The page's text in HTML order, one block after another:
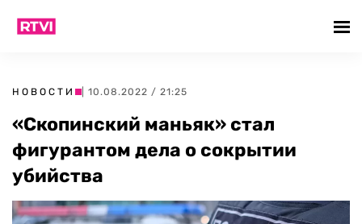
НОВОСТИ | 10.08.2022 / 21:25
«Скопинский маньяк» стал
фигурантом дела о сокрытии
убийства